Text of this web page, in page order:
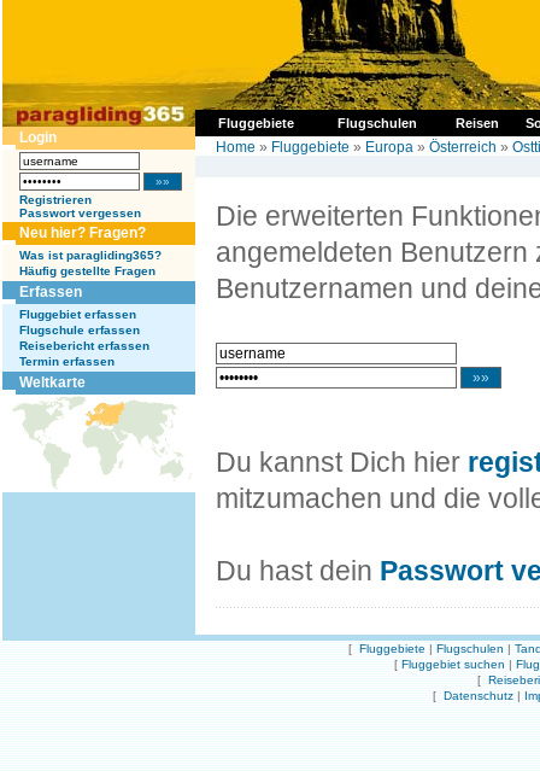
Fluggebiete Flugschulen Reisen
Login
Registrieren
Passwort vergessen
Neu hier? Fragen?
Was ist paragliding365?
Häufig gestellte Fragen
Erfassen
Fluggebiet erfassen
Flugschule erfassen
Reisebericht erfassen
Termin erfassen
Weltkarte
Home » Fluggebiete » Europa » Österreich »
Die erweiterten
angemeldeten Benutzern
Benutzernamen und
Du kannst Dich hier
mitzumachen und die
Du hast dein Passwort
[ Fluggebiete | Flugschulen |
[ Fluggebiet suchen |
[
[ Datenschutz |